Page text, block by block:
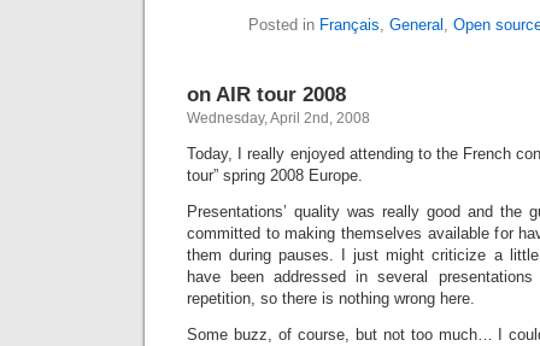
Posted in Français, General , Open
on AIR tour 2008
Wednesday, April 2nd, 2008
Today, I really enjoyed attending to the French
tour” spring 2008 Europe.
Presentations’ quality was really good and the
committed to making themselves available for
them during pauses. I just might criticize a
have been addressed in several
repetition, so there is nothing wrong here.
Some buzz, of course, but not too much… I